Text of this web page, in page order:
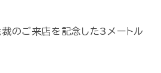
のご来店を記念した3メートル